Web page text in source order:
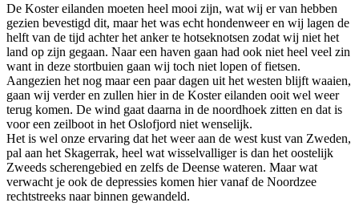
De Koster eilanden moeten heel mooi zijn, wat wij er van hebben
gezien bevestigd dit, maar het was echt hondenweer en wij lagen de
helft van de tijd achter het anker te hotseknotsen zodat wij niet het
land op zijn gegaan. Naar een haven gaan had ook niet heel veel zin
want in deze stortbuien gaan wij toch niet lopen of fietsen.
Aangezien het nog maar een paar dagen uit het westen blijft waaien,
gaan wij verder en zullen hier in de Koster eilanden ooit wel weer
terug komen. De wind gaat daarna in de noordhoek zitten en dat is
voor een zeilboot in het Oslofjord niet wenselijk.
Het is wel onze ervaring dat het weer aan de west kust van Zweden,
pal aan het Skagerrak, heel wat wisselvalliger is dan het oostelijk
Zweeds scherengebied en zelfs de Deense wateren. Maar wat
verwacht je ook de depressies komen hier vanaf de Noordzee
rechtstreeks naar binnen gewandeld.